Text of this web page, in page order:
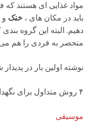
مواد غذایی ای هستند که
باید در مکان های ، خنک و
دهیم. البته این گروه
منحصر به فردی را هم
نوشته اولین بار در
۴ روش متداول برای نگهداری و فراوری غذاها
موسیقی